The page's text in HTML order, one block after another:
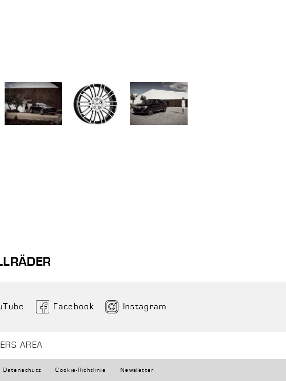
Facebook Instagram
AREA
Datenschutz Cookie-Richtlinie Newsletter